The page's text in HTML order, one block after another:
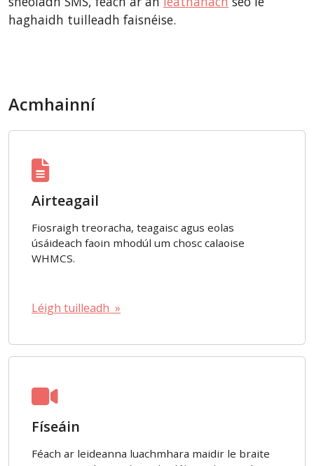
haghaidh tuilleadh faisnéise.
Acmhainní
Airteagail
Fiosraigh treoracha, teagaisc agus eolas
úsáideach faoin mhodúl um chosc calaoise
WHMCS.
Léigh tuilleadh »
Físeáin
Féach ar leideanna luachmhara maidir le braite